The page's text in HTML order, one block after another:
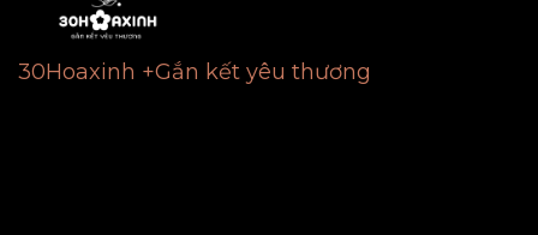
30Hoaxinh +Gắn kết yêu thương